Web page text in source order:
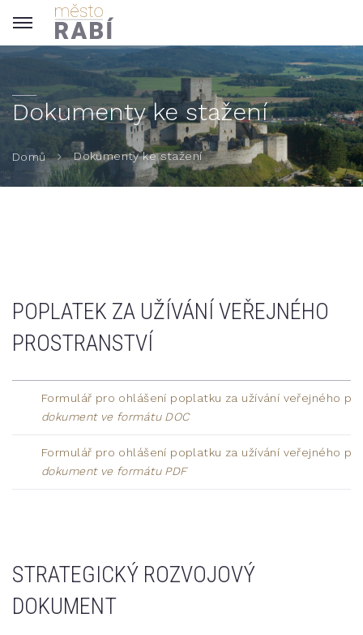
Dokumenty ke stažení
Domů Dokumenty ke stažení
POPLATEK ZA UŽÍVÁNÍ VEŘEJNÉHO
PROSTRANSTVÍ
Formulář pro ohlášení poplatku za užívání veřejného
dokument ve formátu DOC
Formulář pro ohlášení poplatku za užívání veřejného
dokument ve formátu PDF
STRATEGICKÝ ROZVOJOVÝ
DOKUMENT